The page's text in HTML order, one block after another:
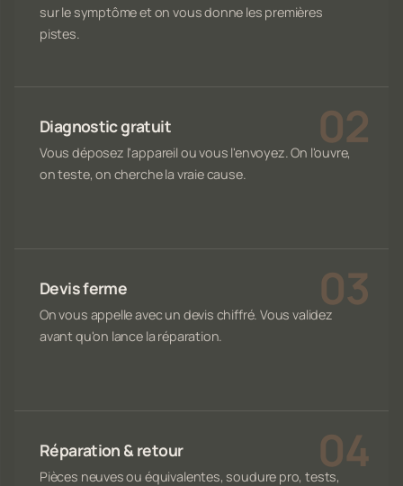
sur le symptôme et on vous donne les premières
pistes.
Diagnostic gratuit
Vous déposez l'appareil ou vous l'envoyez. On l'ouvre,
on teste, on cherche la vraie cause.
Devis ferme
On vous appelle avec un devis chiffré. Vous validez
avant qu'on lance la réparation.
Réparation & retour
Pièces neuves ou équivalentes, soudure pro, tests,